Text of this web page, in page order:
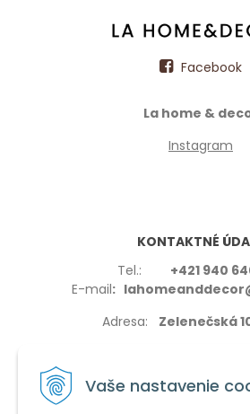
Vaše nastavenie
Facebook
La home &
Instagram
KONTAKTNÉ
Tel.: +421 940
E-mail:
Adresa: Zelenečská